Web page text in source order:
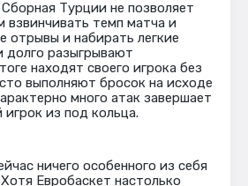
Турции не позволяет
взвинчивать темп матча и
отрывы и набирать легкие
долго разыгрывают
находят своего игрока без
выполняют бросок на исходе
много атак завершает
из под кольца.
ничего особенного из себя
Евробаскет настолько